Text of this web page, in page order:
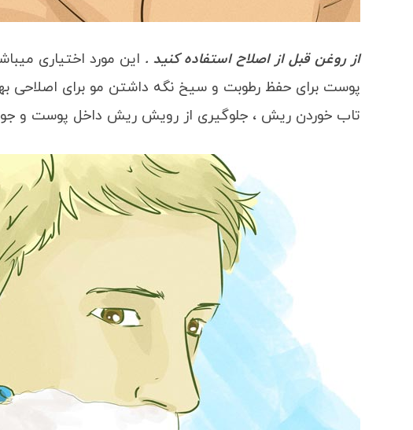
از روغن قبل از اصلاح استفاده کنید . این مورد اختیاری
پوست برای حفظ رطوبت و سیخ نگه داشتن مو برای اصلاحی
تاب خوردن ریش ، جلوگیری از رویش ریش داخل پوست و